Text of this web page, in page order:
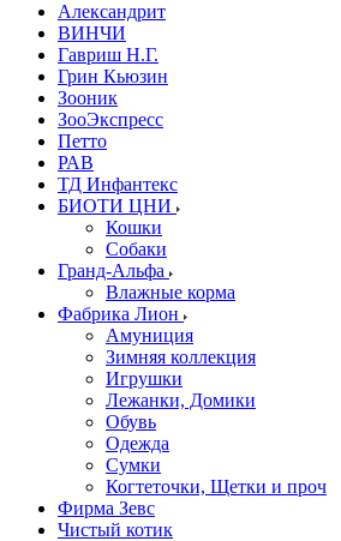
Александрит
ВИНЧИ
Гавриш Н.Г.
Грин Кьюзин
Зооник
ЗооЭкспресс
Петто
РАВ
ТД Инфантекс
БИОТИ ЦНИ
Кошки
Собаки
Гранд-Альфа
Влажные корма
Фабрика Лион
Амуниция
Зимняя коллекция
Игрушки
Лежанки, Домики
Обувь
Одежда
Сумки
Когтеточки, Щетки и проч
Фирма Зевс
Чистый котик